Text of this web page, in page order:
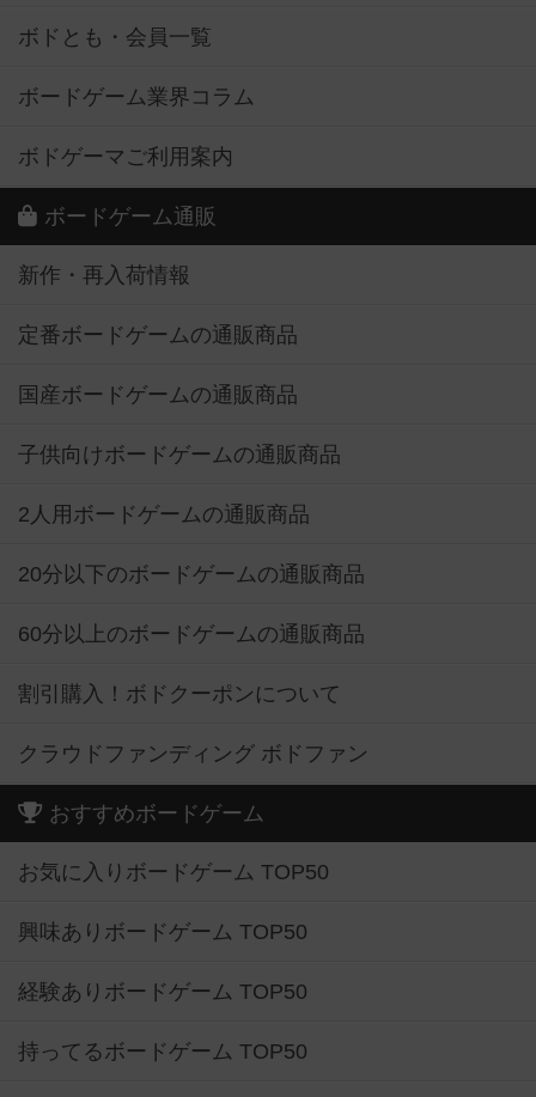
ボドとも・会員一覧
ボードゲーム業界コラム
ボドゲーマご利用案内
ボードゲーム通販
新作・再入荷情報
定番ボードゲームの通販商品
国産ボードゲームの通販商品
子供向けボードゲームの通販商品
2人用ボードゲームの通販商品
20分以下のボードゲームの通販商品
60分以上のボードゲームの通販商品
割引購入！ボドクーポンについて
クラウドファンディング ボドファン
おすすめボードゲーム
お気に入りボードゲーム TOP50
興味ありボードゲーム TOP50
経験ありボードゲーム TOP50
持ってるボードゲーム TOP50